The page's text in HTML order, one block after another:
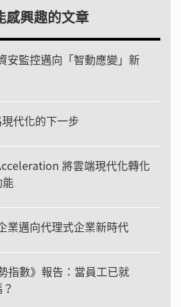
感興趣的文章
監控邁向「智動應變」新
代化的下一步
將雲端現代化轉化
業邁向代理式企業新時代
指數》報告：當員工已就